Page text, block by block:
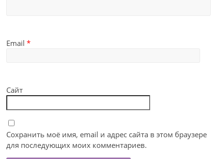
Email*
Сайт
Сохранить моё имя, email и адрес сайта в этом браузере
для последующих моих комментариев.